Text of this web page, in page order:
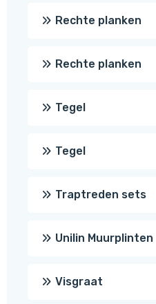
Rechte planken
Rechte planken
Tegel
Tegel
Traptreden sets
Unilin Muurplinten
Visgraat